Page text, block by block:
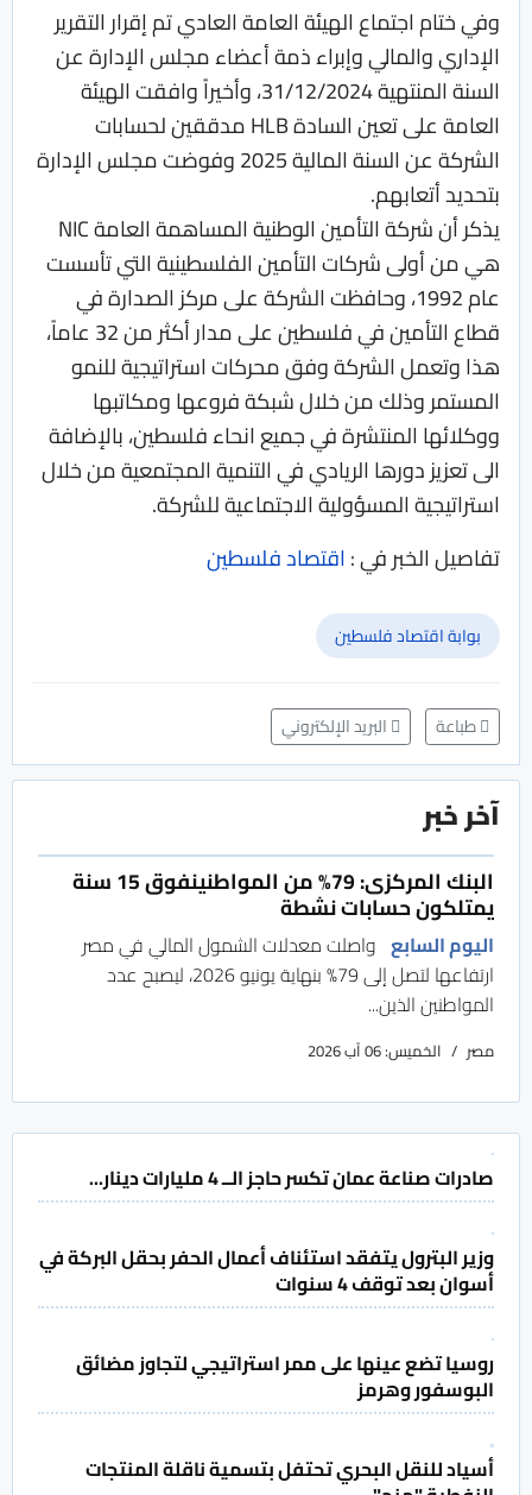
وفي ختام اجتماع الهيئة العامة العادي تم إقرار التقرير
الإداري والمالي وإبراء ذمة أعضاء مجلس الإدارة عن
السنة المنتهية 31/12/2024، وأخيراً وافقت الهيئة
العامة على تعين السادة HLB مدققين لحسابات
الشركة عن السنة المالية 2025 وفوضت مجلس الإدارة
بتحديد أتعابهم.
يذكر أن شركة التأمين الوطنية المساهمة العامة NIC
هي من أولى شركات التأمين الفلسطينية التي تأسست
عام 1992، وحافظت الشركة على مركز الصدارة في
قطاع التأمين في فلسطين على مدار أكثر من 32 عاماً،
هذا وتعمل الشركة وفق محركات استراتيجية للنمو
المستمر وذلك من خلال شبكة فروعها ومكاتبها
ووكلائها المنتشرة في جميع انحاء فلسطين، بالإضافة
الى تعزيز دورها الريادي في التنمية المجتمعية من خلال
استراتيجية المسؤولية الاجتماعية للشركة.
تفاصيل الخبر في :اقتصاد فلسطين
بوابة اقتصاد فلسطين
طباعة البريد الإلكتروني
آخر خبر
البنك المركزى: 79% من المواطنينفوق 15 سنة
يمتلكون حسابات نشطة
اليوم السابع واصلت معدلات الشمول المالي في مصر
ارتفاعها لتصل إلى 79% بنهاية يونيو 2026، ليصبح عدد
المواطنين الذين...
مصر الخميس: 06 آب 2026
صادرات صناعة عمان تكسر حاجز الــ 4 مليارات دينار...
وزير البترول يتفقد استئناف أعمال الحفر بحقل البركة في
أسوان بعد توقف 4 سنوات
روسيا تضع عينها على ممر استراتيجي لتجاوز مضائق
البوسفور وهرمز
أسياد للنقل البحري تحتفل بتسمية ناقلة المنتجات